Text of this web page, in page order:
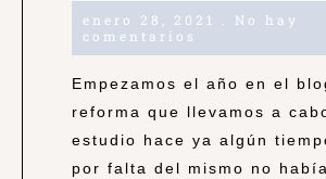
enero 28, 2021
No hay
comentarios
Empezamos el año en el
reforma que llevamos a
estudio hace ya algún
por falta del mismo no